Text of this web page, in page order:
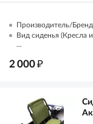
Производитель/
Вид сиденья (Кресла
...
2 000₽